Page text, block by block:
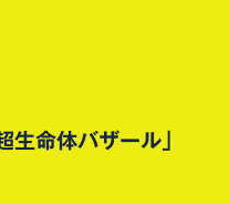
命体バザール」